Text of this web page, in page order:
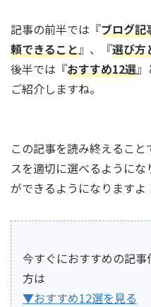
記事の前半では『ブログ記
頼できること』、『選び方
後半では『おすすめ12選』
ご紹介しますね。
この記事を読み終えるこ
スを適切に選べるように
ができるようになりますよ
今すぐにおすすめの記
方は
▼おすすめ12選を見る